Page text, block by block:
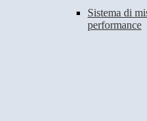
Sistema di
performance